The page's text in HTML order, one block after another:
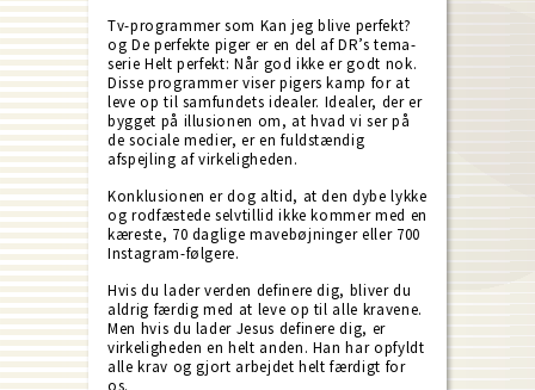
Tv-programmer som Kan jeg blive perfekt?
og De perfekte piger er en del af DR’s tema-
serie Helt perfekt: Når god ikke er godt nok.
Disse programmer viser pigers kamp for at
leve op til samfundets idealer. Idealer, der er
bygget på illusionen om, at hvad vi ser på
de sociale medier, er en fuldstændig
afspejling af virkeligheden.
Konklusionen er dog altid, at den dybe lykke
og rodfæstede selvtillid ikke kommer med en
kæreste, 70 daglige mavebøjninger eller 700
Instagram-følgere.
Hvis du lader verden definere dig, bliver du
aldrig færdig med at leve op til alle kravene.
Men hvis du lader Jesus definere dig, er
virkeligheden en helt anden. Han har opfyldt
alle krav og gjort arbejdet helt færdigt for
os.